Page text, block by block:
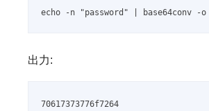
echo -n "password" | base64conv -
出力:
70617373776f7264